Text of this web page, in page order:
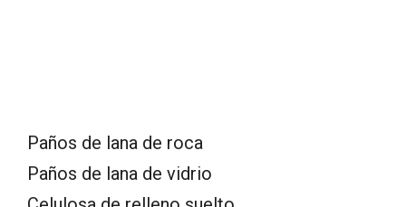
Paños de lana de roca
Paños de lana de vidrio